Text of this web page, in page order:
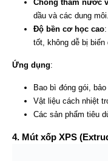
Chống thấm nước
dầu và các dung môi.
Độ bền cơ học cao
tốt, không dễ bị biến
Ứng dụng:
Bao bì đóng gói,
Vật liệu cách nhiệt
Các sản phẩm tiêu
4. Mút xốp XPS